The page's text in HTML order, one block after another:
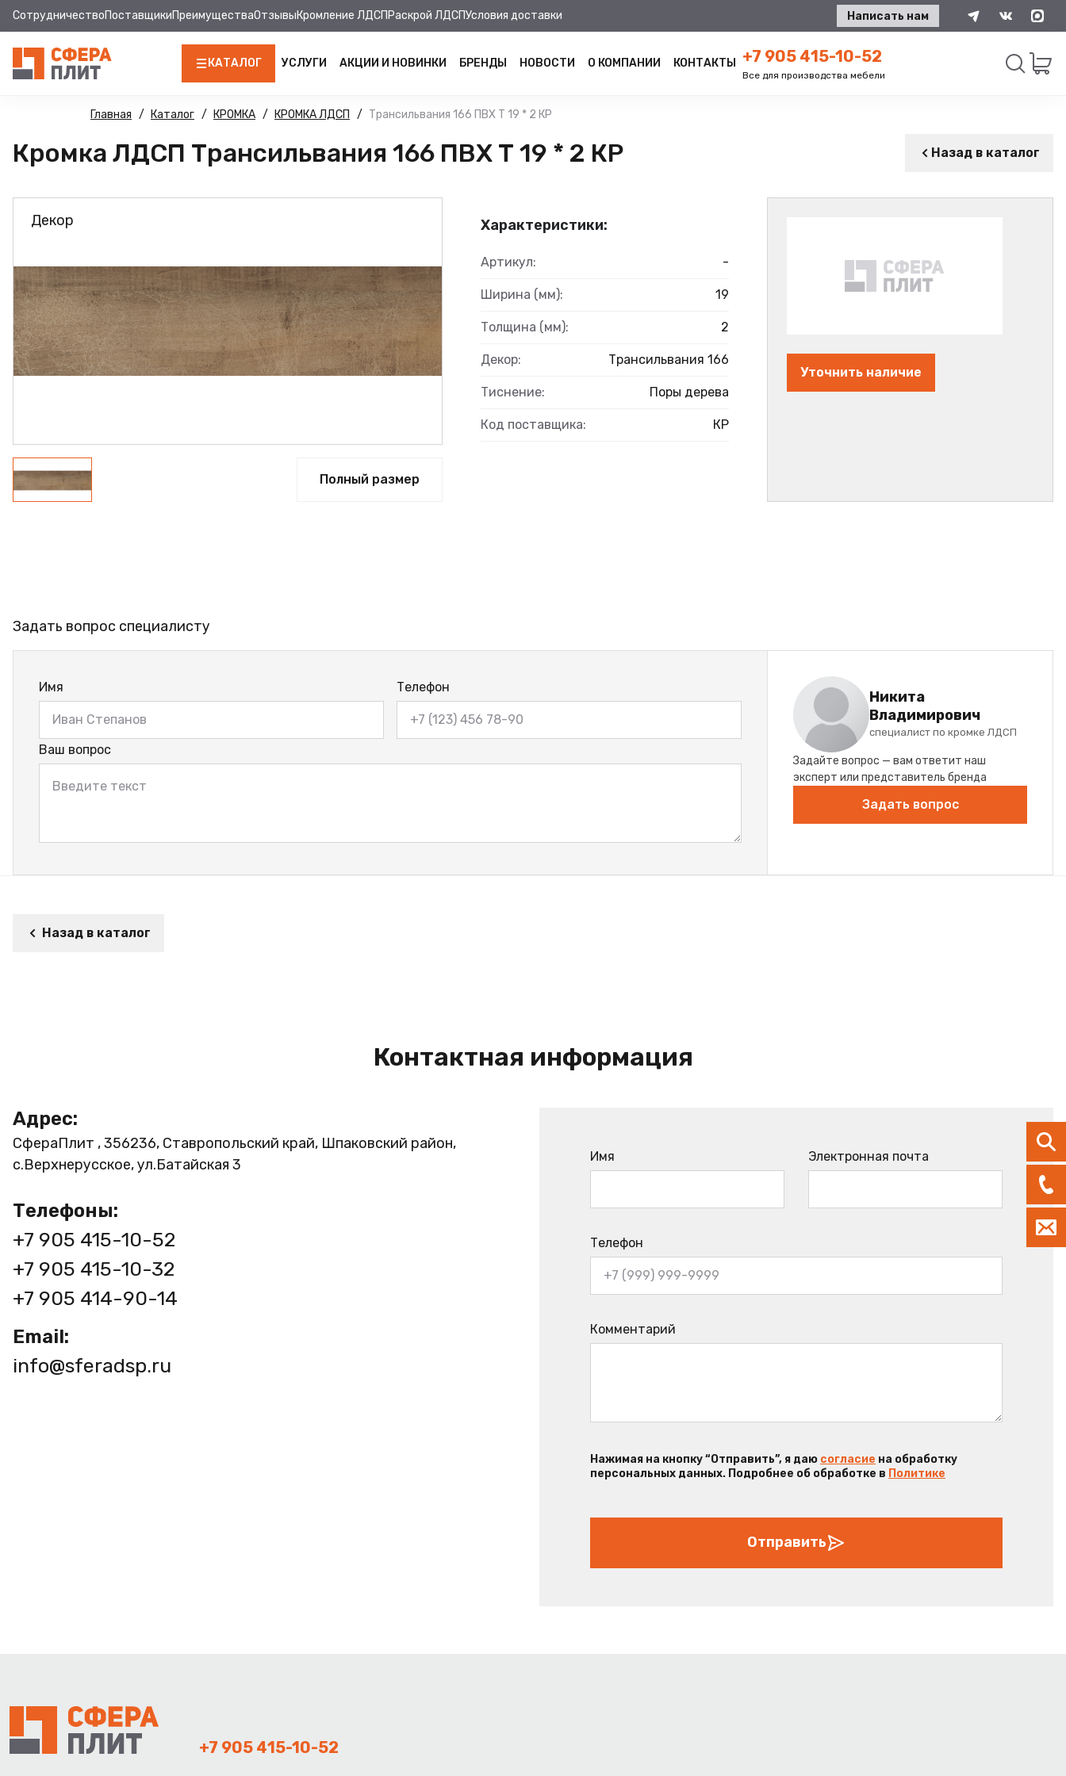
СотрудничествоПоставщикиПреимуществаОтзывыКромление ЛДСП Раскрой ЛДСПУсловия доставки Написать нам
КАТАЛОГ
ЛДСП
КРОМКА
ХДФ
ДВПО
ФАНЕРА
УСЛУГИ АКЦИИ И НОВИНКИ БРЕНДЫ НОВОСТИ О КОМПАНИИ КОНТАКТЫ +7 905 415-10-52
Все для производства мебели
Главная Каталог КРОМКА КРОМКА ЛДСП Трансильвания 166 ПВХ Т 19 * 2 КР
Кромка ЛДСП Трансильвания 166 ПВХ Т 19 * 2 КР Назад в каталог
Декор
Полный размер
Характеристики:
Артикул: -
Ширина (мм): 19
Толщина (мм): 2
Декор: Трансильвания 166
Тиснение: Поры дерева
Код поставщика: КР
Уточнить наличие
Задать вопрос специалисту
Имя Телефон
Ваш вопрос
Никита
Владимирович
специалист по кромке ЛДСП
Задайте вопрос — вам ответит наш
эксперт или представитель бренда
Задать вопрос
Назад в каталог
Контактная информация
Адрес:
СфераПлит , 356236, Ставропольский край, Шпаковский район,
с.Верхнерусское, ул.Батайская 3
Телефоны:
+7 905 415-10-52
+7 905 415-10-32
+7 905 414-90-14
Email:
info@sferadsp.ru
Имя Электронная почта
Телефон
Комментарий
Нажимая на кнопку “Отправить”, я даю согласие на обработку
персональных данных. Подробнее об обработке в Политике
Отправить
+7 905 415-10-52